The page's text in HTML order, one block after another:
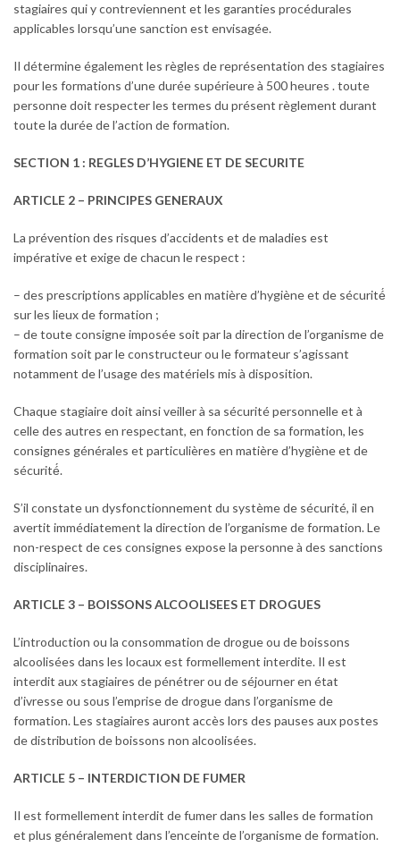
stagiaires qui y contreviennent et les garanties procédurales
applicables lorsqu’une sanction est envisagée.
Il détermine également les règles de représentation des stagiaires
pour les formations d’une durée supérieure à 500 heures . toute
personne doit respecter les termes du présent règlement durant
toute la durée de l’action de formation.
SECTION 1 : REGLES D’HYGIENE ET DE SECURITE
ARTICLE 2 – PRINCIPES GENERAUX
La prévention des risques d’accidents et de maladies est
impérative et exige de chacun le respect :
– des prescriptions applicables en matière d’hygiène et de sécurité́
sur les lieux de formation ;
– de toute consigne imposée soit par la direction de l’organisme de
formation soit par le constructeur ou le formateur s’agissant
notamment de l’usage des matériels mis à disposition.
Chaque stagiaire doit ainsi veiller à sa sécurité personnelle et à
celle des autres en respectant, en fonction de sa formation, les
consignes générales et particulières en matière d’hygiène et de
sécurité́.
S’il constate un dysfonctionnement du système de sécurité, il en
avertit immédiatement la direction de l’organisme de formation. Le
non-respect de ces consignes expose la personne à des sanctions
disciplinaires.
ARTICLE 3 – BOISSONS ALCOOLISEES ET DROGUES
L’introduction ou la consommation de drogue ou de boissons
alcoolisées dans les locaux est formellement interdite. Il est
interdit aux stagiaires de pénétrer ou de séjourner en état
d’ivresse ou sous l’emprise de drogue dans l’organisme de
formation. Les stagiaires auront accès lors des pauses aux postes
de distribution de boissons non alcoolisées.
ARTICLE 5 – INTERDICTION DE FUMER
Il est formellement interdit de fumer dans les salles de formation
et plus généralement dans l’enceinte de l’organisme de formation.